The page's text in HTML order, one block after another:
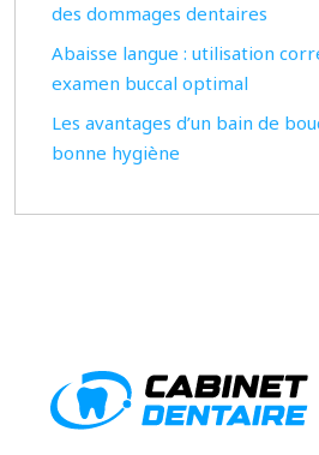
des dommages dentaires
Abaisse langue : utilisation
examen buccal optimal
Les avantages d’un bain de
bonne hygiène